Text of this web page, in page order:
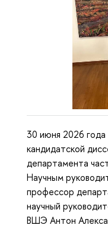
30 июня 2026 года
кандидатской
департамента
Научным
профессор
научный
ВШЭ Антон